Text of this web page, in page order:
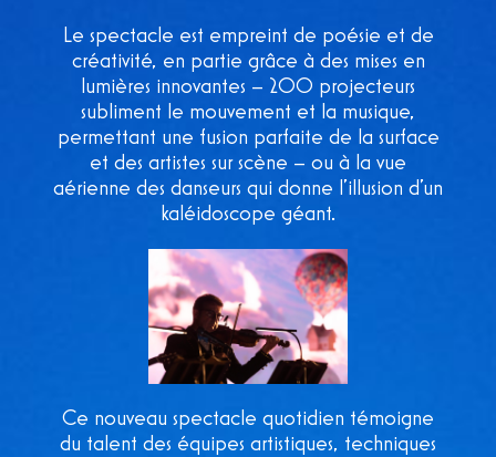
Le spectacle est empreint de poésie et de
créativité, en partie grâce à des mises en
lumières innovantes – 200 projecteurs
subliment le mouvement et la musique,
permettant une fusion parfaite de la surface
et des artistes sur scène – ou à la vue
aérienne des danseurs qui donne l’illusion d’un
kaléidoscope géant.
Ce nouveau spectacle quotidien témoigne
du talent des équipes artistiques, techniques